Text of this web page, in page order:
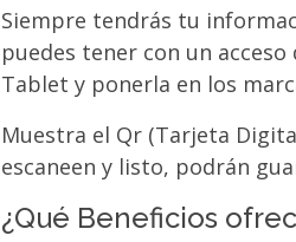
Siempre tendrás tu
puedes tener con un
Tablet y ponerla en los
Muestra el Qr (Tarjeta
escaneen y listo, podrán
¿Qué Beneficios